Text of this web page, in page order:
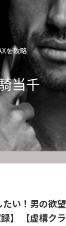
を攻略
当千
い！男の欲望
】 【虚構クラ